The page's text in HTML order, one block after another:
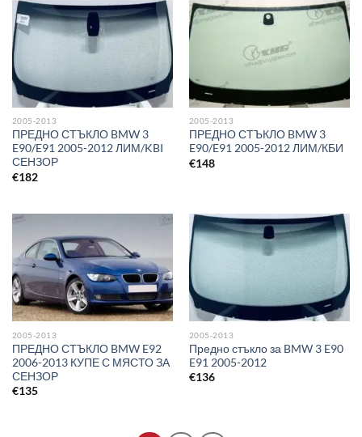
2005-2013
ПРЕДНО СТЪКЛО BMW 3
E90/E91 2005-2012 ЛИМ/KBI
СЕНЗОР
€182
2005-2013
ПРЕДНО СТЪКЛО BMW 3
E90/E91 2005-2012 ЛИМ/КБИ
€148
2005-2013
ПРЕДНО СТЪКЛО BMW E92
2006-2013 КУПЕ С МЯСТО ЗА
СЕНЗОР
€135
2005-2013
Предно стъкло за BMW 3 E90
E91 2005-2012
€136